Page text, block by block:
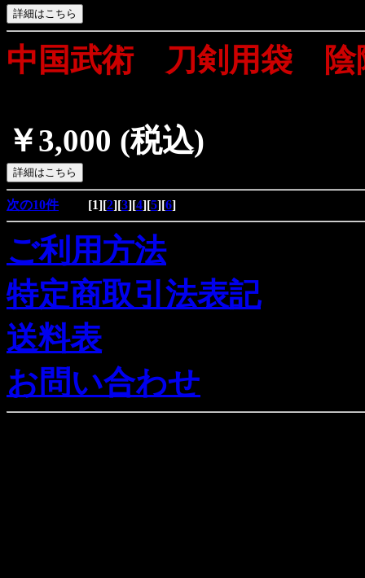
中国武術 刀剣用袋 陰
￥3,000 (税込)
次の10件[1][2][3][4][5][6]
ご利用方法
特定商取引法表記
送料表
お問い合わせ